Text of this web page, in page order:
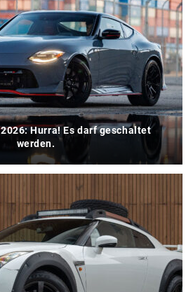
Hurra! Es darf geschaltet
werden.